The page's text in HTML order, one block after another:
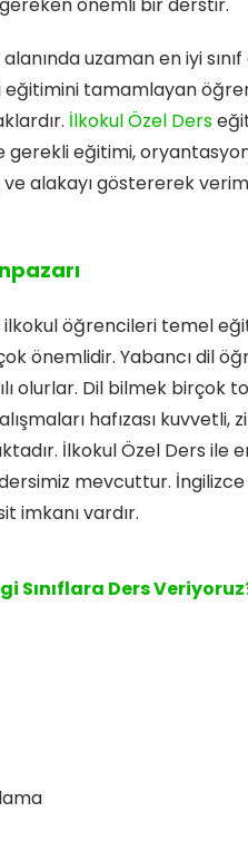
önemli bir derstir.
uzaman en iyi
eğitimini tamamlayan
İlkokul Özel Ders
eğitimi,
alakayı göstererek
ilkokul öğrencileri temel
önemlidir. Yabancı dil
olurlar. Dil bilmek birçok
hafızası kuvvetli,
İlkokul Özel Ders ile
mevcuttur.
imkanı vardır.
Sınıflara Ders